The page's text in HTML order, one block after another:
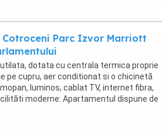
Parc Izvor Marriott
dotata cu centrala termica proprie
pe cupru, aer conditionat si o chicinetă
luminos, cablat TV, internet fibra,
moderne: Apartamentul dispune de